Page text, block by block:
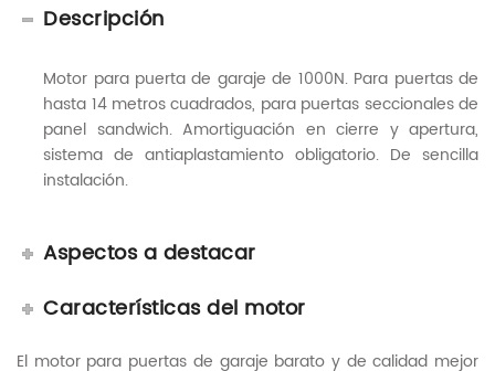
Descripción
Motor para puerta de garaje de 1000N. Para puertas de
hasta 14 metros cuadrados, para puertas seccionales de
panel sandwich. Amortiguación en cierre y apertura,
sistema de antiaplastamiento obligatorio. De sencilla
instalación.
Aspectos a destacar
Características del motor
El motor para puertas de garaje barato y de calidad mejor